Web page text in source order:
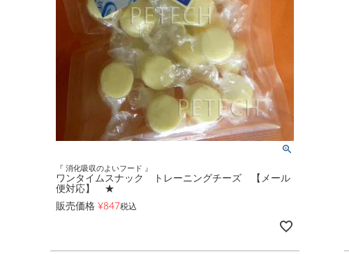
『 消化吸収のよいフード 』
ワンタイムスナック トレーニングチーズ 【メール
便対応】 ★
販売価格 ¥847税込